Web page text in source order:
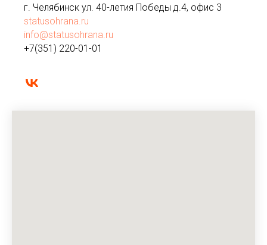
г. Челябинск ул. 40-летия Победы д.4, офис 3
statusohrana.ru
info@statusohrana.ru
+7(351) 220-01-01